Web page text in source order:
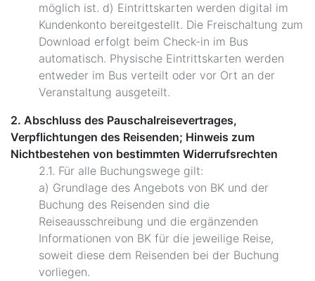
möglich ist. d) Eintrittskarten werden digital im
Kundenkonto bereitgestellt. Die Freischaltung zum
Download erfolgt beim Check-in im Bus
automatisch. Physische Eintrittskarten werden
entweder im Bus verteilt oder vor Ort an der
Veranstaltung ausgeteilt.
2. Abschluss des Pauschalreisevertrages,
Verpflichtungen des Reisenden; Hinweis zum
Nichtbestehen von bestimmten Widerrufsrechten
2.1. Für alle Buchungswege gilt:
a) Grundlage des Angebots von BK und der
Buchung des Reisenden sind die
Reiseausschreibung und die ergänzenden
Informationen von BK für die jeweilige Reise,
soweit diese dem Reisenden bei der Buchung
vorliegen.